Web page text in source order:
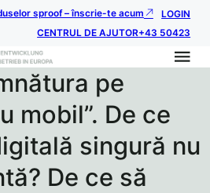
sproof – înscrie-te acum
LOGIN
CENTRUL DE AJUTOR+43 50423
pe
mobil”. De ce
singură nu
De ce să